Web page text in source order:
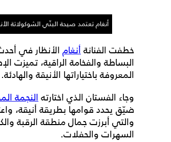
أنغام تعتمد صيحة البنّي الشوكولاتة
خطفت الفنانة أنغام الأنظار في
البساطة والفخامة الراقية،
المعروفة باختياراتها الأنيقة والهادئة.
وجاء الفستان الذي اختارته النجمة
والتي أبرزت جمال منطقة الرقبة
السهرات والحفلات.